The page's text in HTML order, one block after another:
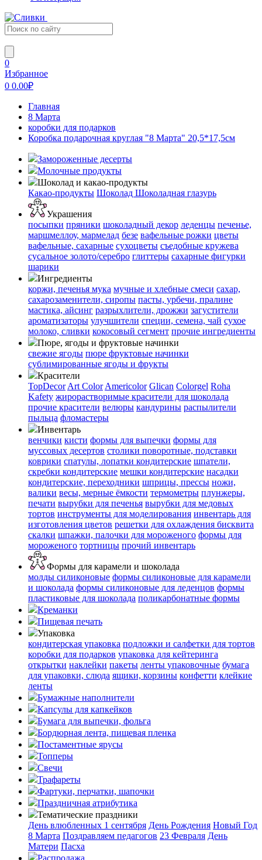
0
Избранное
0 0.00₽
Главная
8 Марта
коробки для подарков
Коробка подарочная круглая "8 Марта" 20,5*17,5см
Замороженные десерты
Молочные продукты
Шоколад и какао-продукты
Какао-продукты Шоколад Шоколадная глазурь
Украшения
посыпки пряники шоколадный декор леденцы печенье,
маршмеллоу, мармелад безе вафельные рожки цветы
вафельные, сахарные сухоцветы съедобные кружева
сусальное золото/серебро глиттеры сахарные фигурки
шарики
Ингредиенты
коржи, печенья мука мучные и хлебные смеси сахар,
сахарозаменители, сиропы пасты, урбечи, пралине
мастика, айсинг разрыхлители, дрожжи загустители
ароматизаторы улучшители специи, семена, чай сухое
молоко, сливки кокосовый сегмент прочие ингредиенты
Пюре, ягоды и фруктовые начинки
свежие ягоды пюре фруктовые начинки
сублимированные ягоды и фрукты
Красители
TopDecor Art Color Americolor Glican Colorgel Roha
Kafety жирорастворимые красители для шоколада
прочие красители велюры кандурины распылители
пыльца фломастеры
Инвентарь
венчики кисти формы для выпечки формы для
муссовых десертов столики поворотные, подставки
коврики cпатулы, лопатки кондитерские шпатели,
скребки кондитерские мешки кондитерские насадки
кондитерские, переходники шприцы, прессы ножи,
валики весы, мерные ёмкости термометры плунжеры,
печати вырубки для печенья вырубки для медовых
тортов инструменты для моделирования инвентарь для
изготовления цветов решетки для охлаждения бисквита
скалки шпажки, палочки для мороженого формы для
мороженого тортницы прочий инвентарь
Формы для карамели и шоколада
молды силиконовые формы силиконовые для карамели
и шоколада формы силиконовые для леденцов формы
пластиковые для шоколада поликарбонатные формы
Креманки
Пищевая печать
Упаковка
кондитерская упаковка подложки и салфетки для тортов
коробки для подарков упаковка для кейтеринга
открытки наклейки пакеты ленты упаковочные бумага
для упаковки, слюда ящики, корзины конфетти клейкие
ленты
Бумажные наполнители
Капсулы для капкейков
Бумага для выпечки, фольга
Бордюрная лента, пищевая пленка
Постаментные ярусы
Топперы
Свечи
Трафареты
Фартуки, перчатки, шапочки
Праздничная атрибутика
Тематические праздники
День влюбленных 1 сентября День Рождения Новый Год
8 Марта Поздравляем педагогов 23 Февраля День
Матери Пасха
Распродажа